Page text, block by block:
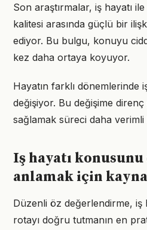
Son araştırmalar, iş hayatı
kalitesi arasında güçlü bir
ediyor. Bu bulgu, konuyu
kez daha ortaya koyuyor.
Hayatın farklı dönemlerinde
değişiyor. Bu değişime
sağlamak süreci daha verimli
Iş hayatı
anlamak için
Düzenli öz değerlendirme, iş
rotayı doğru tutmanın en